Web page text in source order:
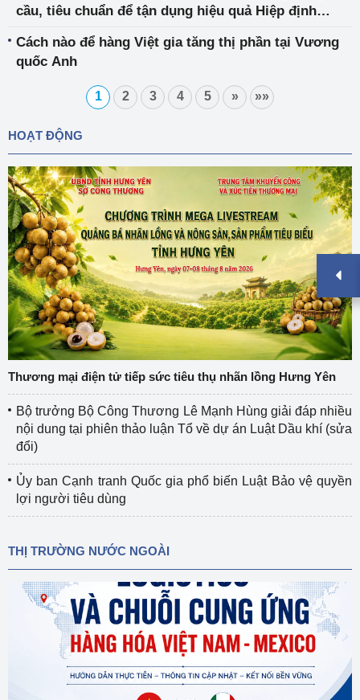
cầu, tiêu chuẩn để tận dụng hiệu quả Hiệp định
Cách nào để hàng Việt gia tăng thị phần tại Vương
quốc Anh
1 2 3 4 5 » »»
HOẠT ĐỘNG
Thương mại điện tử tiếp sức tiêu thụ nhãn lồng Hưng Yên
Bộ trưởng Bộ Công Thương Lê Mạnh Hùng giải đáp nhiều
nội dung tại phiên thảo luận Tổ về dự án Luật Dầu khí (sửa
đổi)
Ủy ban Cạnh tranh Quốc gia phổ biến Luật Bảo vệ quyền
lợi người tiêu dùng
THỊ TRƯỜNG NƯỚC NGOÀI